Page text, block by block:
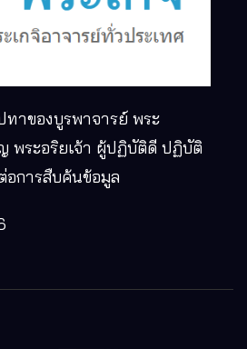
ทาของบูรพาจารย์ พระ
พระอริยเจ้า ผู้ปฏิบัติดี ปฏิบัติ
อการสืบค้นข้อมูล